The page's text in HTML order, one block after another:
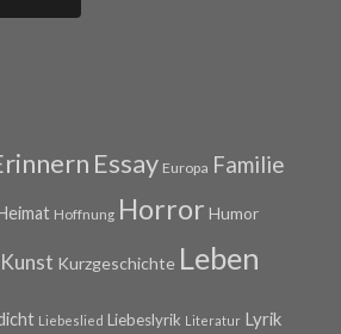
Essay Europa Familie
Hoffnung Horror Humor
Kunst Kurzgeschichte Leben
Liebeslied Liebeslyrik Literatur Lyrik